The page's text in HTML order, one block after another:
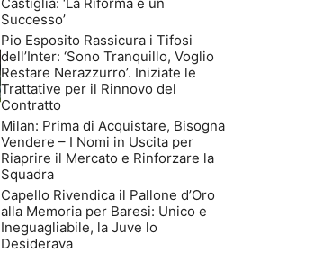
Successo’
Pio Esposito Rassicura i Tifosi
dell’Inter: ‘Sono Tranquillo, Voglio
Restare Nerazzurro’. Iniziate le
Trattative per il Rinnovo del
Contratto
Milan: Prima di Acquistare, Bisogna
Vendere – I Nomi in Uscita per
Riaprire il Mercato e Rinforzare la
Squadra
Capello Rivendica il Pallone d’Oro
alla Memoria per Baresi: Unico e
Ineguagliabile, la Juve lo
Desiderava